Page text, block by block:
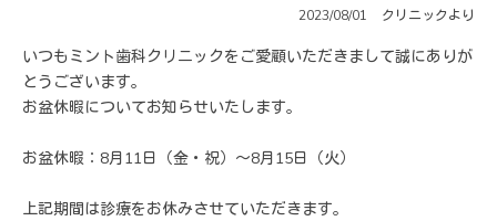
2023/08/01 クリニックより
いつもミント歯科クリニックをご愛顧いただきまして誠にありが
とうございます。
お盆休暇についてお知らせいたします。
お盆休暇：8月11日（金・祝）〜8月15日（火）
上記期間は診療をお休みさせていただきます。